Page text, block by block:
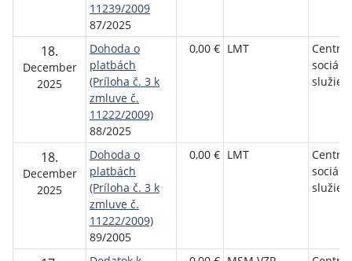
11239/2009
87/2025
18.
December
2025
Dohoda o
platbách
(Príloha č. 3 k
zmluve č.
11222/2009)
88/2025
0,00 € LMT
služieb
18.
December
2025
Dohoda o
platbách
(Príloha č. 3 k
zmluve č.
11222/2009)
89/2005
0,00 € LMT
služieb